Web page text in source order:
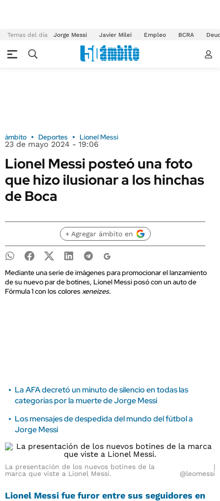
Temas del día Jorge Messi Javier Milei Empleo BCRA
ámbito Deportes Lionel Messi
23 de mayo 2024 - 19:06
Lionel Messi posteó una foto
que hizo ilusionar a los hinchas
de Boca
+ Agregar ámbito en
Mediante una serie de imágenes para promocionar el lanzamiento
de su nuevo par de botines, Lionel Messi posó con un auto de
Fórmula 1 con los coloresxeneizes.
La AFA decretó un minuto de silencio en todas las
categorías por la muerte de Jorge Messi
Los mensajes de despedida del mundo del fútbol a
Jorge Messi
La presentación de los nuevos botines de la
marca que viste a Lionel Messi.
@leomessi
Lionel Messi fue furor entre sus seguidores en